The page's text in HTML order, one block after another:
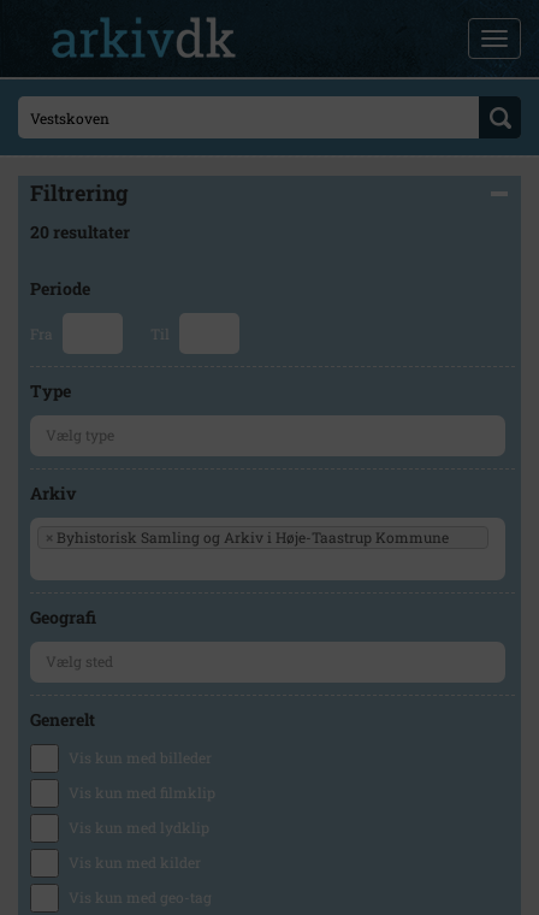
Filtrering
20 resultater
Periode
Fra Til
Type
Arkiv
× Byhistorisk Samling og Arkiv i Høje-Taastrup Kommune
Geografi
Generelt
Vis kun med billeder
Vis kun med filmklip
Vis kun med lydklip
Vis kun med kilder
Vis kun med geo-tag